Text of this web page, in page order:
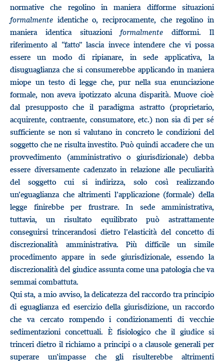
normative che regolino in maniera difforme situazioni
formalmente identiche o, reciprocamente, che regolino in
maniera identica situazioniformalmente difformi. Il
riferimento al “fatto” lascia invece intendere che vi possa
essere un modo di ripianare, in sede applicativa, la
disuguaglianza che si consumerebbe applicando in maniera
miope un testo di legge che, pur nella sua enunciazione
formale, non aveva ipotizzato alcuna disparità. Muove cioè
dal presupposto che il paradigma astratto (proprietario,
acquirente, contraente, consumatore, etc.) non sia di per sé
sufficiente se non si valutano in concreto le condizioni del
soggetto che ne risulta investito. Può quindi accadere che un
provvedimento (amministrativo o giurisdizionale) debba
essere diversamente cadenzato in relazione alle peculiarità
del soggetto cui si indirizza, solo così realizzando
un’eguaglianza che altrimenti l’applicazione (formale) della
legge finirebbe per frustrare. In sede amministrativa,
tuttavia, un risultato equilibrato può astrattamente
conseguirsi trincerandosi dietro l’elasticità del concetto di
discrezionalità amministrativa. Più difficile un simile
procedimento appare in sede giurisdizionale, essendo la
discrezionalità del giudice assunta come una patologia che va
semmai combattuta.
Qui sta, a mio avviso, la delicatezza del raccordo tra principio
di eguaglianza ed esercizio della giurisdizione, un raccordo
che va cercato rompendo i condizionamenti di vecchie
sedimentazioni concettuali. È fisiologico che il giudice si
trinceri dietro il richiamo a principi o a clausole generali per
superare un’impasse che gli risulterebbe altrimenti